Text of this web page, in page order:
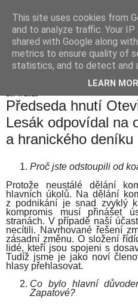
Hranické listy
Předseda hnutí
Lesák odpovídal na
a hranického deníku
Proč jste odstoupili od
Protože neustálé dělání
hlavních úkolů. Na dělání
z podnikání je snad zvyklý
kompromis musí přinášet
stranách. V případě naší
necítili. Navrhované řešení
zásadní změnu. O složení
lidé, kteří jsou spojeni s
Tudíž jsme je jako noví
hlasy přehlasovat.
Co bylo hlavní
Zapatové?
This site uses cookies from
and to analyze traffic. Your
shared with Google along
metrics to ensure quality of
statistics, and to detect and
LEARN